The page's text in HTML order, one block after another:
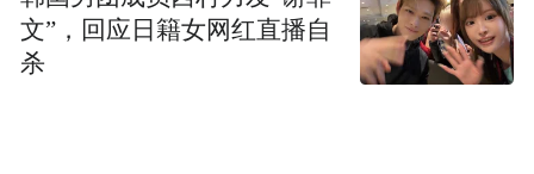
文”，回应日籍女网红直播自
杀